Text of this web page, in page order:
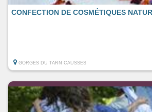
CONFECTION DE COSMÉTIQUES
GORGES DU TARN CAUSSES